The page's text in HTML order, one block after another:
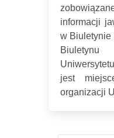
informacji
w Biuletynie
jest
organizacji